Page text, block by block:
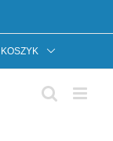
KOSZYK